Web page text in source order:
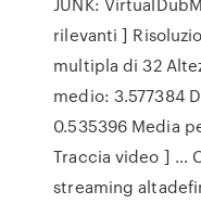
rilevanti ]
multipla di 32
medio: 3.577384
0.535396 Media
Traccia video ] …
streaming